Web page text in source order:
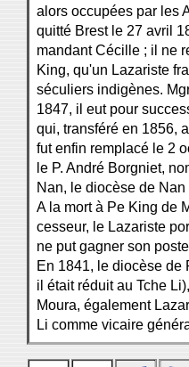
alors occupées par les
quitté Brest le 27 avril
mandant Cécille ; il ne
King, qu'un Lazariste
séculiers indigènes.
1847, il eut pour
qui, transféré en 1856,
fut enfin remplacé le 2
le P. André Borgniet,
Nan, le diocèse de
A la mort à Pe King de
cesseur, le Lazariste
ne put gagner son
En 1841, le diocèse de
il était réduit au Tche
Moura, également
Li comme vicaire